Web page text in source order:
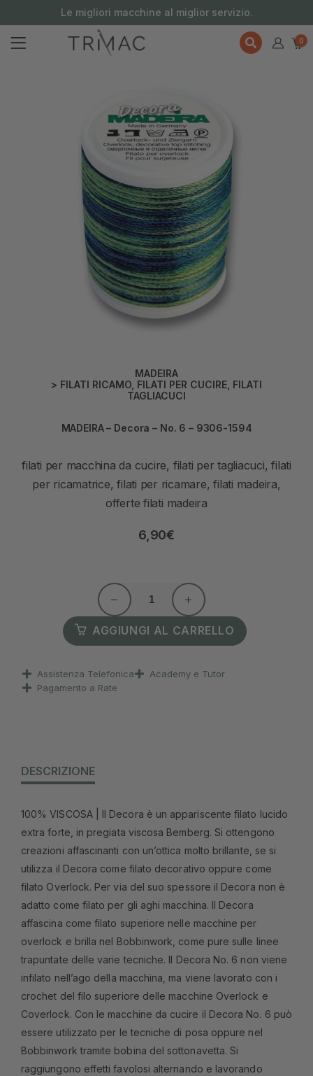
Le migliori macchine al miglior servizio.
0
MADEIRA
> FILATI RICAMO FILATI PER CUCIRE FILATI
TAGLIACUCI
MADEIRA – Decora – No. 6 – 9306-1594
filati per macchina da cucire, filati per tagliacuci, filati
per ricamatrice, filati per ricamare, filati madeira,
offerte filati madeira
6,90€
AGGIUNGI AL CARRELLO
Assistenza Telefonica
Academy e Tutor
Pagamento a Rate
DESCRIZIONE
100% VISCOSA | Il Decora è un appariscente filato lucido
extra forte, in pregiata viscosa Bemberg. Si ottengono
creazioni affascinanti con un’ottica molto brillante, se si
utilizza il Decora come filato decorativo oppure come
filato Overlock. Per via del suo spessore il Decora non è
adatto come filato per gli aghi macchina. Il Decora
affascina come filato superiore nelle macchine per
overlock e brilla nel Bobbinwork, come pure sulle linee
trapuntate delle varie tecniche. Il Decora No. 6 non viene
infilato nell’ago della macchina, ma viene lavorato con i
crochet del filo superiore delle macchine Overlock e
Coverlock. Con le macchine da cucire il Decora No. 6 può
essere utilizzato per le tecniche di posa oppure nel
Bobbinwork tramite bobina del sottonavetta. Si
raggiungono effetti favolosi alternando e lavorando